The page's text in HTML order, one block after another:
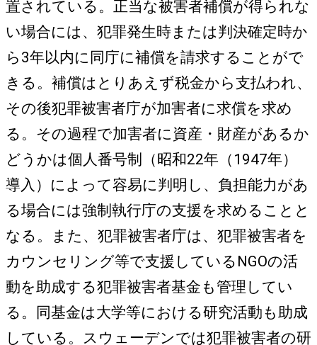
置されている。正当な被害者補償が得られな
い場合には、犯罪発生時または判決確定時か
ら3年以内に同庁に補償を請求することがで
きる。補償はとりあえず税金から支払われ、
その後犯罪被害者庁が加害者に求償を求め
る。その過程で加害者に資産・財産があるか
どうかは個人番号制（昭和22年（1947年）
導入）によって容易に判明し、負担能力があ
る場合には強制執行庁の支援を求めることと
なる。また、犯罪被害者庁は、犯罪被害者を
カウンセリング等で支援しているNGOの活
動を助成する犯罪被害者基金も管理してい
る。同基金は大学等における研究活動も助成
している。スウェーデンでは犯罪被害者の研